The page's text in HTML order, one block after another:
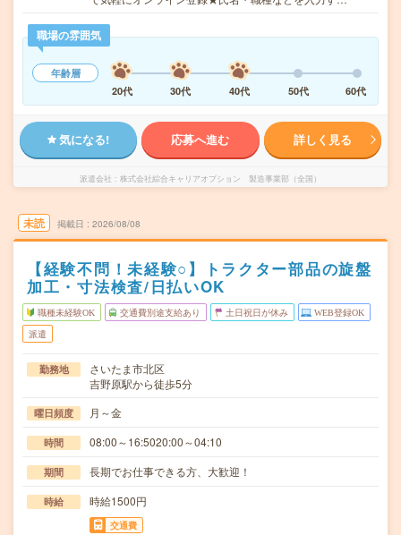
職場の雰囲気
年齢層
20代
30代 40代 50代 60代
気になる! 応募へ進む 詳しく見る
派遣会社 株式会社綜合キャリアオプション 製造事業部（全国）
未読 掲載日 2026/08/08
【経験不問！未経験○】トラクター部品の旋盤
加工・寸法検査/日払いOK
職種未経験OK 交通費別途支給あり 土日祝日が休み WEB登録OK
派遣
勤務地
さいたま市北区
吉野原駅から徒歩5分
曜日頻度 月～金
時間 08:00～16:5020:00～04:10
期間 長期でお仕事できる方、大歓迎！
時給 時給1500円
交通費